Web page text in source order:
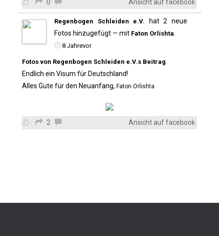
0 Ansicht auf facebook
Regenbogen Schleiden e.V.
hat 2 neue
Fotos hinzugefügt — mit Faton Orlishta
8 Jahrevor
Fotos von Regenbogen Schleiden e.V.s Beitrag
Endlich ein Visum für Deutschland!
Alles Gute für den Neuanfang, Faton Orlishta
2 Ansicht auf facebook